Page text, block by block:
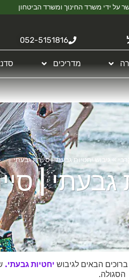
על ידי משרד החינוך ומשרד הביטחון
052-5151816
מדריכים
» גיבוש יחטיות גבעתי | סיירת גבעתי
גבעתי |
הבאים לגיבוש יחטיות גבעתי.
הסגולה.